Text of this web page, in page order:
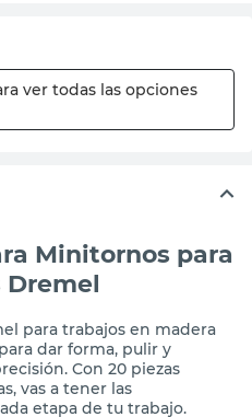
ver todas las opciones
Minitornos para
Dremel
para trabajos en madera
dar forma, pulir y
Con 20 piezas
vas a tener las
etapa de tu trabajo.